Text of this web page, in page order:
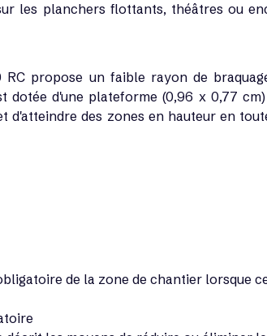
les planchers flottants, théâtres ou
RC propose un faible rayon de
d'une plateforme (0,96 x 0,77
d'atteindre des zones en hauteur en
de la zone de chantier lorsque